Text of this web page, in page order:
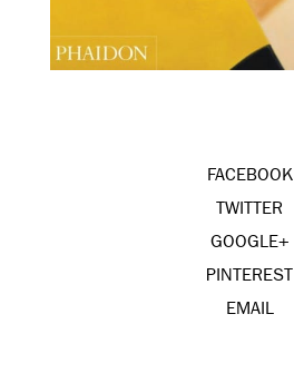
FACEBOOK
TWITTER
GOOGLE+
PINTEREST
EMAIL